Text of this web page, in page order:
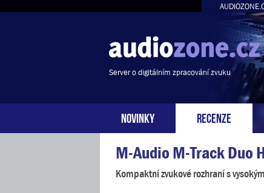
Server o digitálním zpracování zvuku
NOVINKY RECENZE
M-Audio M-Track Duo
Kompaktní zvukové rozhraní s